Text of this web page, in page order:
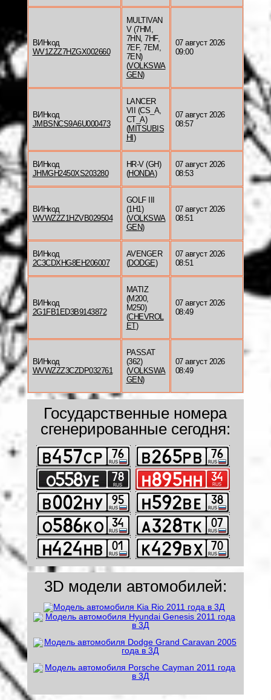
ВИНкод
WV1ZZZ7HZGX002660
MULTIVAN
V (7HM,
7HN, 7HF,
7EF, 7EM,
7EN)
(VOLKSWA
GEN)
07 август 2026
09:00
ВИНкод
JMBSNCS9A6U000473
LANCER
VII (CS_A,
CT_A)
(MITSUBIS
HI)
07 август 2026
08:57
ВИНкод
JHMGH2450XS203280
HR-V (GH)
(HONDA)
07 август 2026
08:53
ВИНкод
WVWZZZ1HZVB029504
GOLF III
(1H1)
(VOLKSWA
GEN)
07 август 2026
08:51
ВИНкод
2C3CDXHG8EH206007
AVENGER
(DODGE)
07 август 2026
08:51
ВИНкод
2G1FB1ED3B9143872
MATIZ
(M200,
M250)
(CHEVROL
ET)
07 август 2026
08:49
ВИНкод
WVWZZZ3CZDP032761
PASSAT
(362)
(VOLKSWA
GEN)
07 август 2026
08:49
Государственные номера
сгенерированные сегодня:
3D модели автомобилей: